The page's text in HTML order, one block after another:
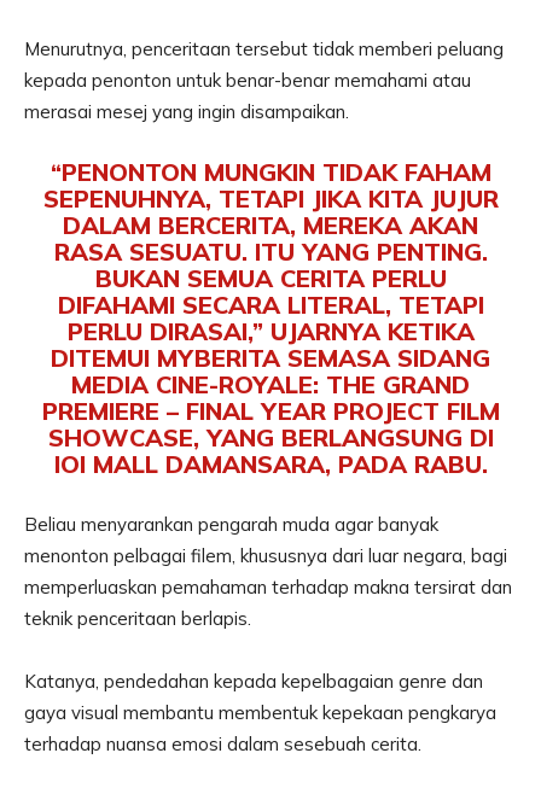
Menurutnya, penceritaan tersebut tidak memberi peluang
kepada penonton untuk benar-benar memahami atau
merasai mesej yang ingin disampaikan.
“PENONTON MUNGKIN TIDAK FAHAM
SEPENUHNYA, TETAPI JIKA KITA JUJUR
DALAM BERCERITA, MEREKA AKAN
RASA SESUATU. ITU YANG PENTING.
BUKAN SEMUA CERITA PERLU
DIFAHAMI SECARA LITERAL, TETAPI
PERLU DIRASAI,” UJARNYA KETIKA
DITEMUI MYBERITA SEMASA SIDANG
MEDIA CINE-ROYALE: THE GRAND
PREMIERE – FINAL YEAR PROJECT FILM
SHOWCASE, YANG BERLANGSUNG DI
IOI MALL DAMANSARA, PADA RABU.
Beliau menyarankan pengarah muda agar banyak
menonton pelbagai filem, khususnya dari luar negara, bagi
memperluaskan pemahaman terhadap makna tersirat dan
teknik penceritaan berlapis.
Katanya, pendedahan kepada kepelbagaian genre dan
gaya visual membantu membentuk kepekaan pengkarya
terhadap nuansa emosi dalam sesebuah cerita.